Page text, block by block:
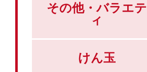
その他・バラエテ
ィ
けん玉